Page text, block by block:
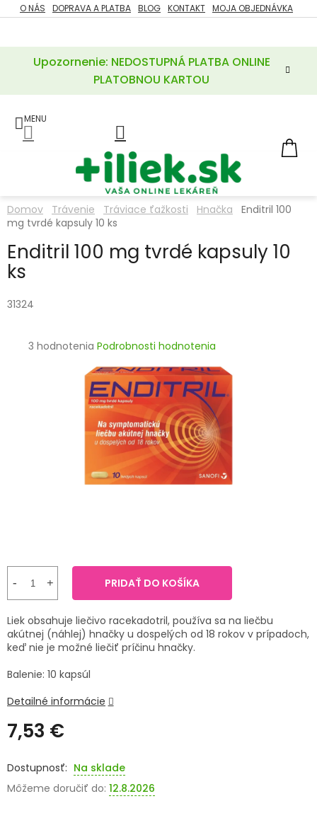
Prejsť
na
Upozornenie: NEDOSTUPNÁ PLATBA ONLINE
PLATOBNOU KARTOU
O NÁS DOPRAVA A PLATBA BLOG KONTAKT MOJA OBJEDNÁVKA
ZĽAVY
POTREBY
A
LIEKY
VITAMÍNY
MINERÁLY
PRÍRODNÉ
LIEKY
VETERINA
SENIORI
Prihlásenie
Domov Trávenie Tráviace ťažkosti Hnačka
Enditril 100
mg tvrdé kapsuly 10 ks
Enditril 100 mg tvrdé kapsuly 10
ks
31324
Priemerné
3 hodnotenia Podrobnosti hodnotenia
7,53 €
cena:
Na sklade
Môžeme doručiť do: 12.8.2026
PRIDAŤ DO KOŠÍKA
Liek obsahuje liečivo racekadotril, používa sa na liečbu
akútnej (náhlej) hnačky u dospelých od 18 rokov v prípadoch,
keď nie je možné liečiť príčinu hnačky.
Balenie: 10 kapsúl
Detailné informácie